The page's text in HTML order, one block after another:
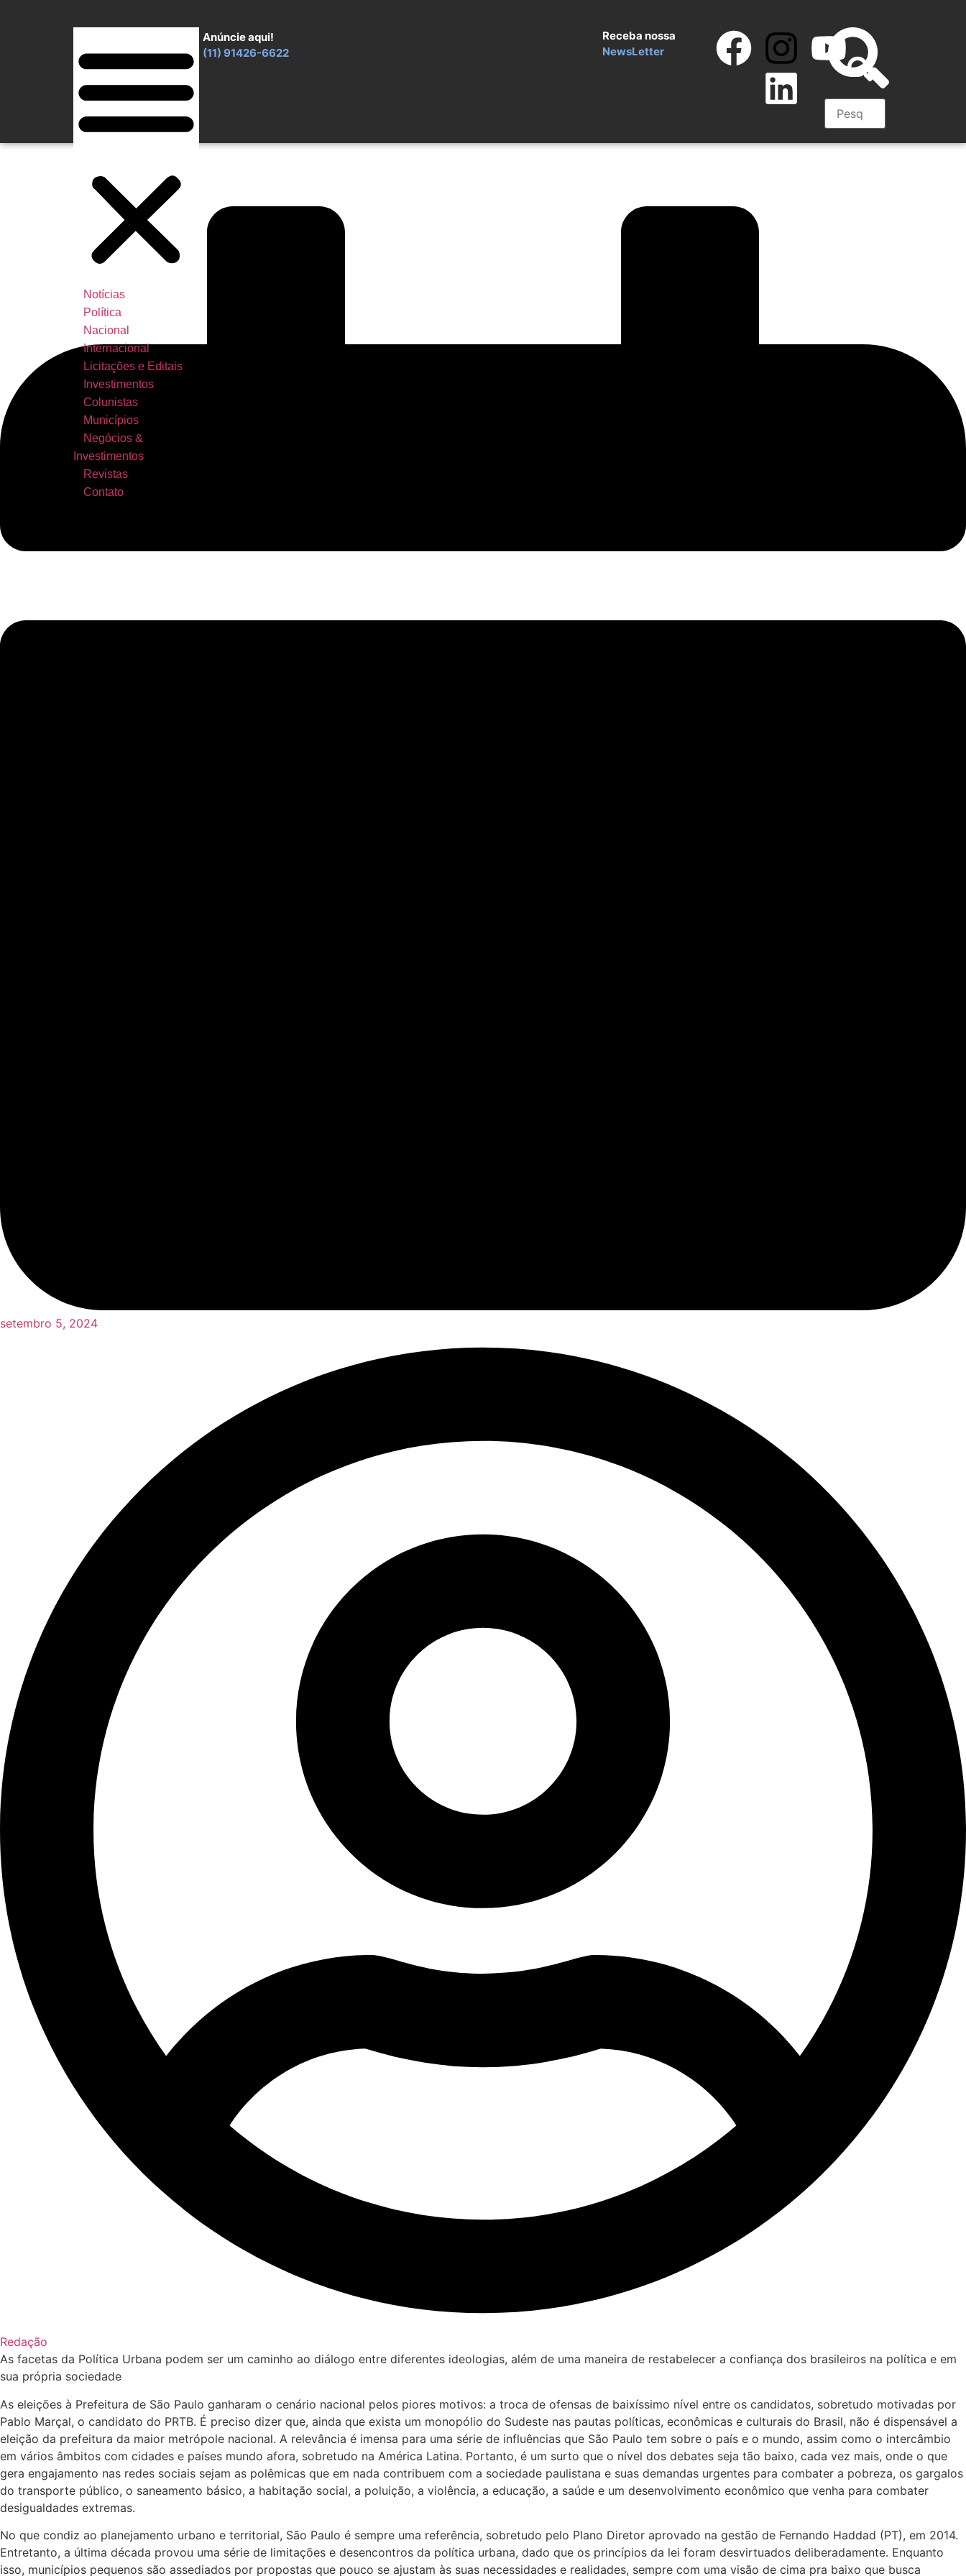
Notícias
Política
Nacional
Internacional
Licitações e Editais
Investimentos
Colunistas
Municípios
Negócios &
Investimentos
Revistas
Contato
Anúncie aqui!
(11) 91426-6622
Receba nossa
NewsLetter
setembro 5, 2024
Redação
As facetas da Política Urbana podem ser um caminho ao diálogo entre diferentes ideologias, além de uma maneira de restabelecer a confiança dos brasileiros na política e em
sua própria sociedade
As eleições à Prefeitura de São Paulo ganharam o cenário nacional pelos piores motivos: a troca de ofensas de baixíssimo nível entre os candidatos, sobretudo motivadas por
Pablo Marçal, o candidato do PRTB. É preciso dizer que, ainda que exista um monopólio do Sudeste nas pautas políticas, econômicas e culturais do Brasil, não é dispensável a
eleição da prefeitura da maior metrópole nacional. A relevância é imensa para uma série de influências que São Paulo tem sobre o país e o mundo, assim como o intercâmbio
em vários âmbitos com cidades e países mundo afora, sobretudo na América Latina. Portanto, é um surto que o nível dos debates seja tão baixo, cada vez mais, onde o que
gera engajamento nas redes sociais sejam as polêmicas que em nada contribuem com a sociedade paulistana e suas demandas urgentes para combater a pobreza, os gargalos
do transporte público, o saneamento básico, a habitação social, a poluição, a violência, a educação, a saúde e um desenvolvimento econômico que venha para combater
desigualdades extremas.
No que condiz ao planejamento urbano e territorial, São Paulo é sempre uma referência, sobretudo pelo Plano Diretor aprovado na gestão de Fernando Haddad (PT), em 2014.
Entretanto, a última década provou uma série de limitações e desencontros da política urbana, dado que os princípios da lei foram desvirtuados deliberadamente. Enquanto
isso, municípios pequenos são assediados por propostas que pouco se ajustam às suas necessidades e realidades, sempre com uma visão de cima pra baixo que busca